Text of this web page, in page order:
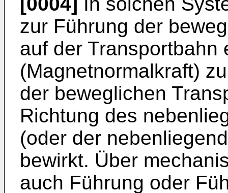
zur Führung der
auf der Transportbahn
(Magnetnormalkraft)
der beweglichen
Richtung des
(oder der
bewirkt. Über
auch Führung oder